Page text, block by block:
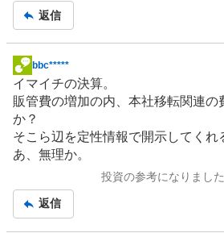
返信
掲
示
板
記
事
bbc*****
イマイチの決算。
販管費の増加の内、本社移転関連の
か？
そこら辺を定性情報で開示してくれ
あ、無理か。
投資の参考になりまし
返信